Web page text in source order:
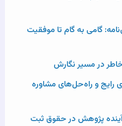
گامی به گام تا موفقیت
در مسیر نگارش
و راه‌حل‌های مشاوره
آینده پژوهش در حقوق ثبت